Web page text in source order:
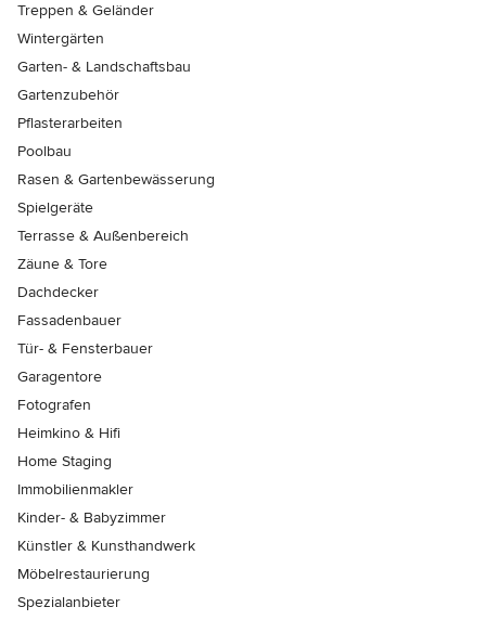
Treppen & Geländer
Wintergärten
Garten- & Landschaftsbau
Gartenzubehör
Pflasterarbeiten
Poolbau
Rasen & Gartenbewässerung
Spielgeräte
Terrasse & Außenbereich
Zäune & Tore
Dachdecker
Fassadenbauer
Tür- & Fensterbauer
Garagentore
Fotografen
Heimkino & Hifi
Home Staging
Immobilienmakler
Kinder- & Babyzimmer
Künstler & Kunsthandwerk
Möbelrestaurierung
Spezialanbieter